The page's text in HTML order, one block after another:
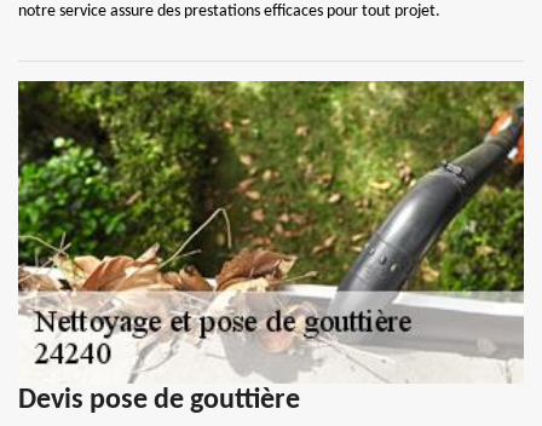
notre service assure des prestations efficaces pour tout projet.
Devis pose de gouttière